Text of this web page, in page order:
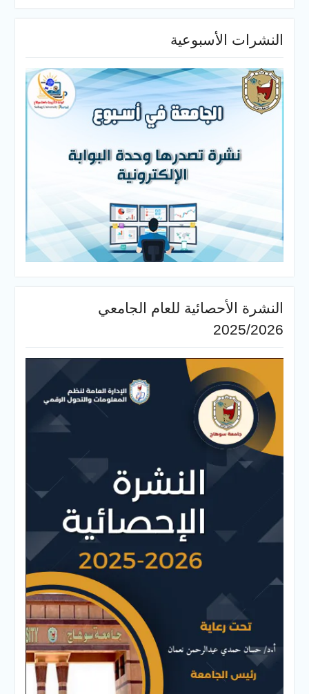
النشرات الأسبوعية
النشرة الأحصائية للعام الجامعي
2025/2026